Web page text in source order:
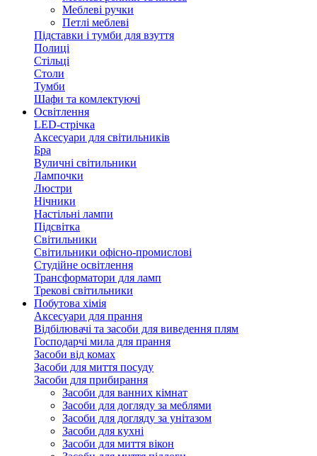
Меблеві ручки
Петлі меблеві
Підставки і тумби для взуття
Полиці
Стільці
Столи
Тумби
Шафи та комлектуючі
Освітлення
LED-стрічка
Аксесуари для світильників
Бра
Вуличні світильники
Лампочки
Люстри
Нічники
Настільні лампи
Підсвітка
Світильники
Світильники офісно-промислові
Студійне освітлення
Трансформатори для ламп
Трекові світильники
Побутова хімія
Аксесуари для прання
Відбілювачі та засоби для виведення плям
Господарчі мила для прання
Засоби від комах
Засоби для миття посуду
Засоби для прибирання
Засоби для ванних кімнат
Засоби для догляду за меблями
Засоби для догляду за унітазом
Засоби для кухні
Засоби для миття вікон